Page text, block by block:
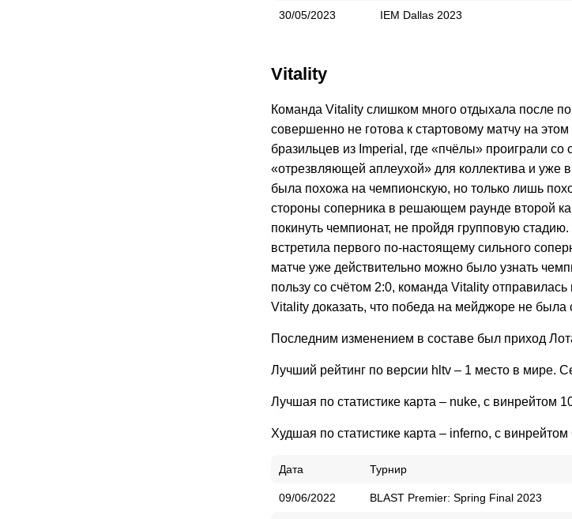
30/05/2023 IEM Dallas 2023
Vitality
Команда Vitality слишком много отдыхала после
совершенно не готова к стартовому матчу на
бразильцев из Imperial, где «пчёлы» проиграли
«отрезвляющей аплеухой» для коллектива и уже
была похожа на чемпионскую, но только лишь
стороны соперника в решающем раунде второй
покинуть чемпионат, не пройдя групповую
встретила первого по-настоящему сильного
матче уже действительно можно было узнать
пользу со счётом 2:0, команда Vitality
Vitality доказать, что победа на мейджоре не была
Последним изменением в составе был приход
Лучший рейтинг по версии hltv – 1 место в мире.
Лучшая по статистике карта – nuke, с винрейтом
Худшая по статистике карта – inferno, с
Дата Турнир
09/06/2022 BLAST Premier: Spring Final 2023